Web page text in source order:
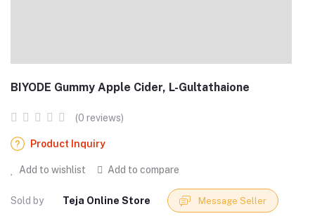
BIYODE Gummy Apple Cider, L-Gultathaione
(0 reviews)
Product Inquiry
Add to wishlist Add to compare
Sold by Teja Online Store Message Seller